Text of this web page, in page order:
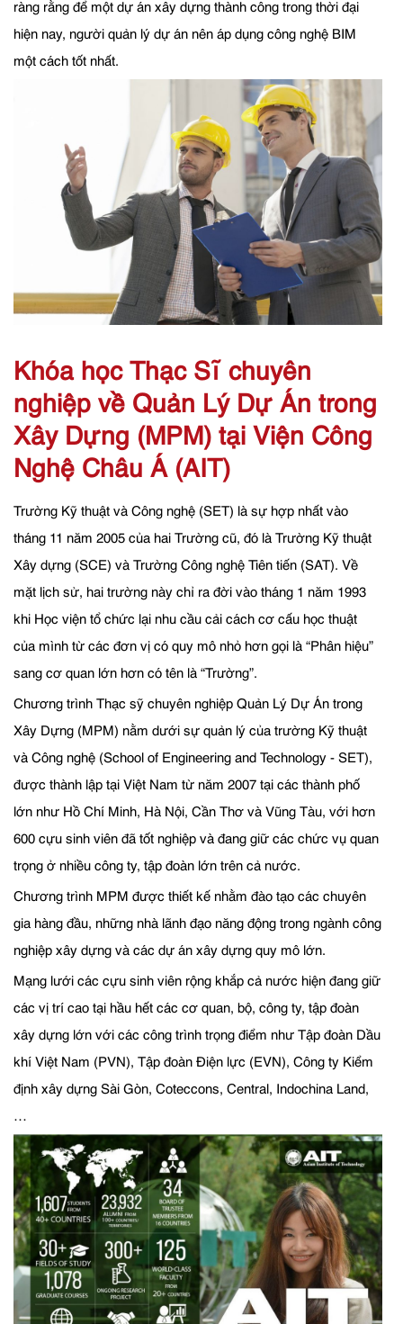
ràng rằng để một dự án xây dựng thành công trong thời đại
hiện nay, người quản lý dự án nên áp dụng công nghệ BIM
một cách tốt nhất.
Khóa học Thạc Sĩ chuyên
nghiệp về Quản Lý Dự Án trong
Xây Dựng (MPM) tại Viện Công
Nghệ Châu Á (AIT)
Trường Kỹ thuật và Công nghệ (SET) là sự hợp nhất vào
tháng 11 năm 2005 của hai Trường cũ, đó là Trường Kỹ thuật
Xây dựng (SCE) và Trường Công nghệ Tiên tiến (SAT). Về
mặt lịch sử, hai trường này chỉ ra đời vào tháng 1 năm 1993
khi Học viện tổ chức lại nhu cầu cải cách cơ cấu học thuật
của mình từ các đơn vị có quy mô nhỏ hơn gọi là “Phân hiệu”
sang cơ quan lớn hơn có tên là “Trường”.
Chương trình Thạc sỹ chuyên nghiệp Quản Lý Dự Án trong
Xây Dựng (MPM) nằm dưới sự quản lý của trường Kỹ thuật
và Công nghệ (School of Engineering and Technology - SET),
được thành lập tại Việt Nam từ năm 2007 tại các thành phố
lớn như Hồ Chí Minh, Hà Nội, Cần Thơ và Vũng Tàu, với hơn
600 cựu sinh viên đã tốt nghiệp và đang giữ các chức vụ quan
trọng ở nhiều công ty, tập đoàn lớn trên cả nước.
Chương trình MPM được thiết kế nhằm đào tạo các chuyên
gia hàng đầu, những nhà lãnh đạo năng động trong ngành công
nghiệp xây dựng và các dự án xây dựng quy mô lớn.
Mạng lưới các cựu sinh viên rộng khắp cả nước hiện đang giữ
các vị trí cao tại hầu hết các cơ quan, bộ, công ty, tập đoàn
xây dựng lớn với các công trình trọng điểm như Tập đoàn Dầu
khí Việt Nam (PVN), Tập đoàn Điện lực (EVN), Công ty Kiểm
định xây dựng Sài Gòn, Coteccons, Central, Indochina Land,
…